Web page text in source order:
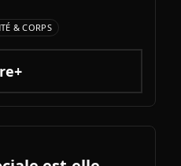
possible «
prolongée dans
avec des machines.
& CORPS